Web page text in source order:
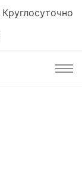
Круглосуточно